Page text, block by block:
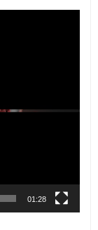
01:28